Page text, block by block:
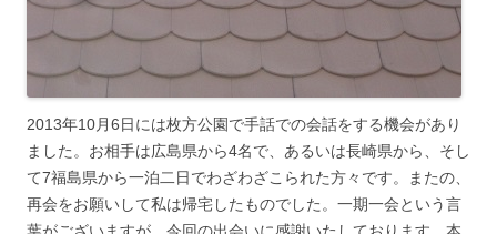
2013年10月6日には枚方公園で手話での会話をする機会があり
ました。お相手は広島県から4名で、あるいは長崎県から、そし
て7福島県から一泊二日でわざわざこられた方々です。またの、
再会をお願いして私は帰宅したものでした。一期一会という言